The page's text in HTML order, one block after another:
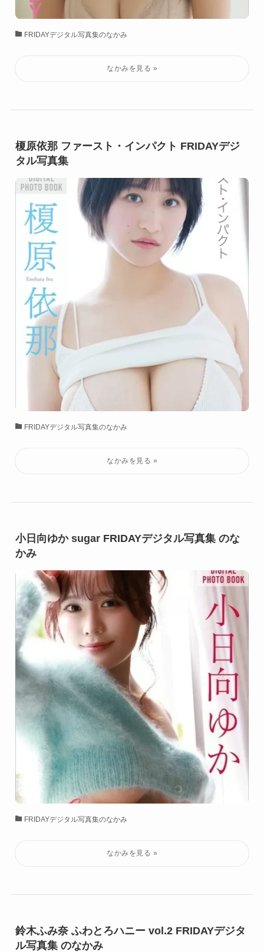
FRIDAYデジタル写真集のなかみ
榎原依那 ファースト・インパクト FRIDAYデジ
タル写真集
FRIDAYデジタル写真集のなかみ
小日向ゆか sugar FRIDAYデジタル写真集 のな
かみ
FRIDAYデジタル写真集のなかみ
鈴木ふみ奈 ふわとろハニー vol.2 FRIDAYデジタ
ル写真集 のなかみ